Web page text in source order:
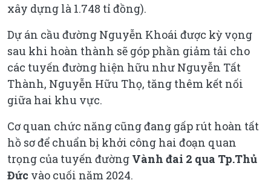
xây dựng là 1.748 tỉ đồng).
Dự án cầu đường Nguyễn Khoái được kỳ vọng
sau khi hoàn thành sẽ góp phần giảm tải cho
các tuyến đường hiện hữu như Nguyễn Tất
Thành, Nguyễn Hữu Thọ, tăng thêm kết nối
giữa hai khu vực.
Cơ quan chức năng cũng đang gấp rút hoàn tất
hồ sơ để chuẩn bị khởi công hai đoạn quan
trọng của tuyến đường Vành đai 2 qua Tp.Thủ
Đức vào cuối năm 2024.